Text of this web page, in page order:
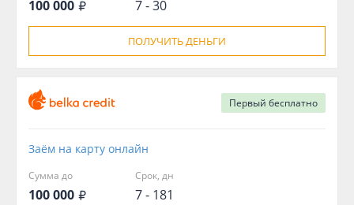
100 000 7 - 30
ПОЛУЧИТЬ ДЕНЬГИ
Первый бесплатно
Заём на карту онлайн
Сумма до
100 000
Срок, дн
7 - 181